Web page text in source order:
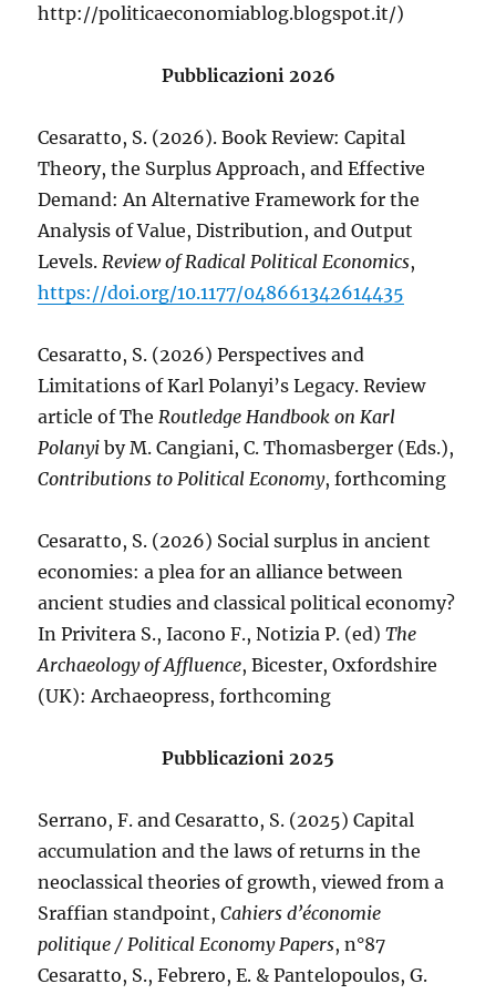
http://politicaeconomiablog.blogspot.it/)
Pubblicazioni 2026
Cesaratto, S. (2026). Book Review: Capital
Theory, the Surplus Approach, and Effective
Demand: An Alternative Framework for the
Analysis of Value, Distribution, and Output
Levels.Review of Radical Political Economics,
https://doi.org/10.1177/048661342614435
Cesaratto, S. (2026) Perspectives and
Limitations of Karl Polanyi’s Legacy. Review
article of TheRoutledge Handbook on Karl
Polanyi by M. Cangiani, C. Thomasberger (Eds.),
Contributions to Political Economy, forthcoming
Cesaratto, S. (2026) Social surplus in ancient
economies: a plea for an alliance between
ancient studies and classical political economy?
In Privitera S., Iacono F., Notizia P. (ed)The
ArchaeologyofAffluence, Bicester, Oxfordshire
(UK): Archaeopress, forthcoming
Pubblicazioni 2025
Serrano, F. and Cesaratto, S. (2025) Capital
accumulation and the laws of returns in the
neoclassical theories of growth, viewed from a
Sraffian standpoint,Cahiers d’économie
politique / Political Economy Papers, n°87
Cesaratto, S., Febrero, E. & Pantelopoulos, G.